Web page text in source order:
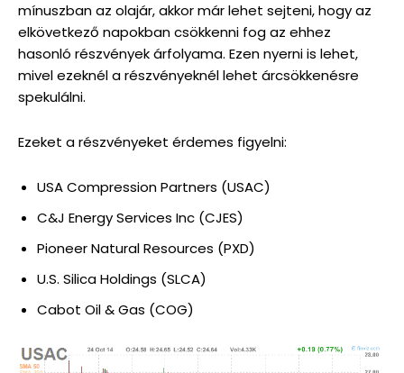
mínuszban az olajár, akkor már lehet sejteni, hogy az
elkövetkező napokban csökkenni fog az ehhez
hasonló részvények árfolyama. Ezen nyerni is lehet,
mivel ezeknél a részvényeknél lehet árcsökkenésre
spekulálni.
Ezeket a részvényeket érdemes figyelni:
USA Compression Partners (USAC)
C&J Energy Services Inc (CJES)
Pioneer Natural Resources (PXD)
U.S. Silica Holdings (SLCA)
Cabot Oil & Gas (COG)